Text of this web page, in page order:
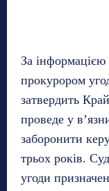
За
прокурором
затвердить
проведе у
заборонити
трьох років.
угоди